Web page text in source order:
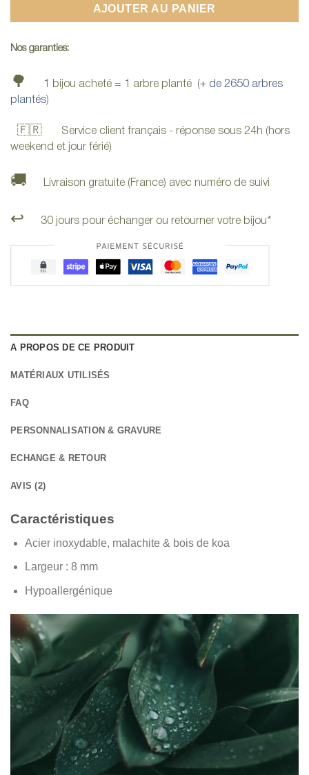
AJOUTER AU PANIER
Nos garanties:
🌳 1 bijou acheté = 1 arbre planté (+ de 2650 arbres
plantés)
🇫🇷 Service client français - réponse sous 24h (hors
weekend et jour férié)
🚚 Livraison gratuite (France) avec numéro de suivi
↩️ 30 jours pour échanger ou retourner votre bijou*
A PROPOS DE CE PRODUIT
MATÉRIAUX UTILISÉS
FAQ
PERSONNALISATION & GRAVURE
ECHANGE & RETOUR
AVIS (2)
Caractéristiques
Acier inoxydable, malachite & bois de koa
Largeur : 8 mm
Hypoallergénique